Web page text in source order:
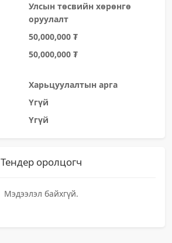
Улсын төсвийн хөрөнгө
оруулалт
50,000,000 ₮
50,000,000 ₮
Харьцуулалтын арга
Үгүй
Үгүй
Тендер оролцогч
Мэдээлэл байхгүй.